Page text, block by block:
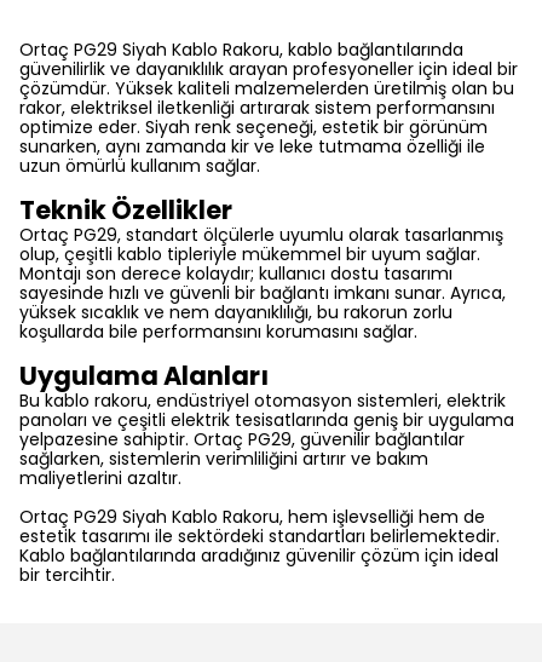
Ortaç PG29 Siyah Kablo Rakoru, kablo bağlantılarında
güvenilirlik ve dayanıklılık arayan profesyoneller için ideal bir
çözümdür. Yüksek kaliteli malzemelerden üretilmiş olan bu
rakor, elektriksel iletkenliği artırarak sistem performansını
optimize eder. Siyah renk seçeneği, estetik bir görünüm
sunarken, aynı zamanda kir ve leke tutmama özelliği ile
uzun ömürlü kullanım sağlar.
Teknik Özellikler
Ortaç PG29, standart ölçülerle uyumlu olarak tasarlanmış
olup, çeşitli kablo tipleriyle mükemmel bir uyum sağlar.
Montajı son derece kolaydır; kullanıcı dostu tasarımı
sayesinde hızlı ve güvenli bir bağlantı imkanı sunar. Ayrıca,
yüksek sıcaklık ve nem dayanıklılığı, bu rakorun zorlu
koşullarda bile performansını korumasını sağlar.
Uygulama Alanları
Bu kablo rakoru, endüstriyel otomasyon sistemleri, elektrik
panoları ve çeşitli elektrik tesisatlarında geniş bir uygulama
yelpazesine sahiptir. Ortaç PG29, güvenilir bağlantılar
sağlarken, sistemlerin verimliliğini artırır ve bakım
maliyetlerini azaltır.
Ortaç PG29 Siyah Kablo Rakoru, hem işlevselliği hem de
estetik tasarımı ile sektördeki standartları belirlemektedir.
Kablo bağlantılarında aradığınız güvenilir çözüm için ideal
bir tercihtir.